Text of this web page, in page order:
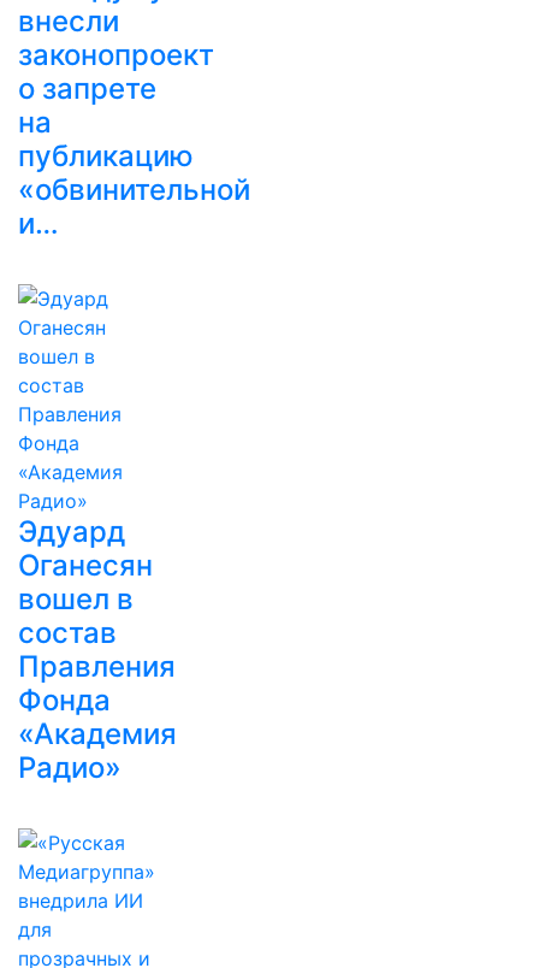
внесли
законопроект
о запрете
на
публикацию
«обвинительной
и…
Эдуард
Оганесян
вошел в
состав
Правления
Фонда
«Академия
Радио»